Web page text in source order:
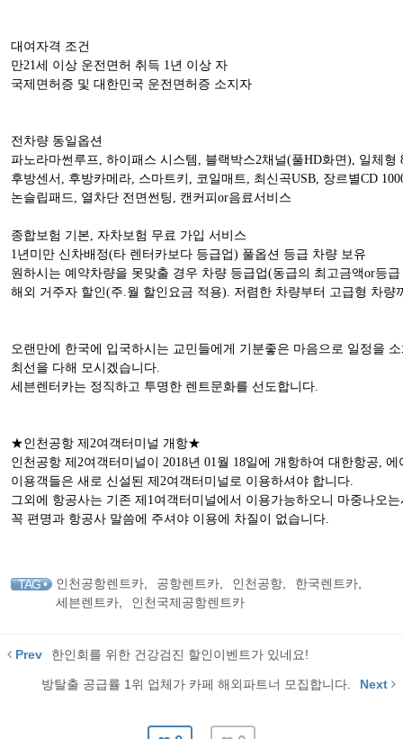
대여자격 조건
만21세 이상 운전면허 취득 1년 이상 자
국제면허증 및 대한민국 운전면허증 소지자
전차량 동일옵션
파노라마썬루프, 하이패스 시스템, 블랙박스2채널(풀HD화면), 일체형
후방센서, 후방카메라, 스마트키, 코일매트, 최신곡USB, 장르별CD
논슬립패드, 열차단 전면썬팅, 캔커피or음료서비스
종합보험 기본, 자차보험 무료 가입 서비스
1년미만 신차배정(타 렌터카보다 등급업) 풀옵션 등급 차량 보유
원하시는 예약차량을 못맞출 경우 차량 등급업(동급의 최고금액or등
해외 거주자 할인(주.월 할인요금 적용). 저렴한 차량부터 고급형 차량
오랜만에 한국에 입국하시는 교민들에게 기분좋은 마음으로 일정을
최선을 다해 모시겠습니다.
세븐렌터카는 정직하고 투명한 렌트문화를 선도합니다.
★인천공항 제2여객터미널 개항★
인천공항 제2여객터미널이 2018년 01월 18일에 개항하여 대한항공,
이용객들은 새로 신설된 제2여객터미널로 이용하셔야 합니다.
그외에 항공사는 기존 제1여객터미널에서 이용가능하오니 마중나오
꼭 편명과 항공사 말씀에 주셔야 이용에 차질이 없습니다.
TAG • 인천공항렌트카 공항렌트카 인천공항 한국렌트카
세븐렌트카
인천국제공항렌트카
Prev 한인회를 위한 건강검진 할인이벤트가 있네요!
방탈출 공급률 1위 업체가 카페 해외파트너 모집합니다. Next